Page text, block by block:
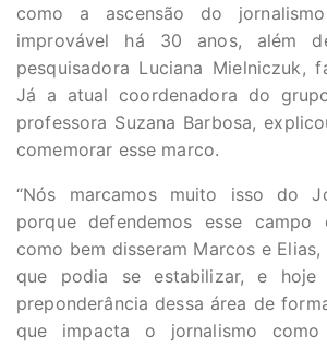
como a ascensão do
improvável há 30 anos, além
pesquisadora Luciana Mielniczuk,
Já a atual coordenadora do
professora Suzana Barbosa,
comemorar esse marco.
“Nós marcamos muito isso do
porque defendemos esse campo
como bem disseram Marcos e
que podia se estabilizar, e hoje
preponderância dessa área de
que impacta o jornalismo como